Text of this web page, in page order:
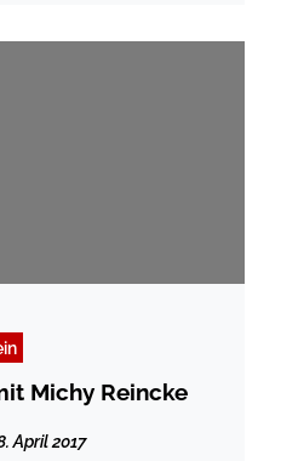
Michy Reincke
April 2017